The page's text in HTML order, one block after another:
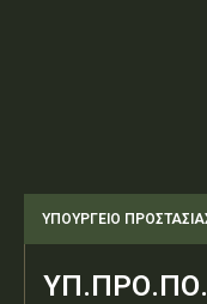
ΥΠΟΥΡΓΕΊΟ
ΥΠ.ΠΡΟ.ΠΟ.: